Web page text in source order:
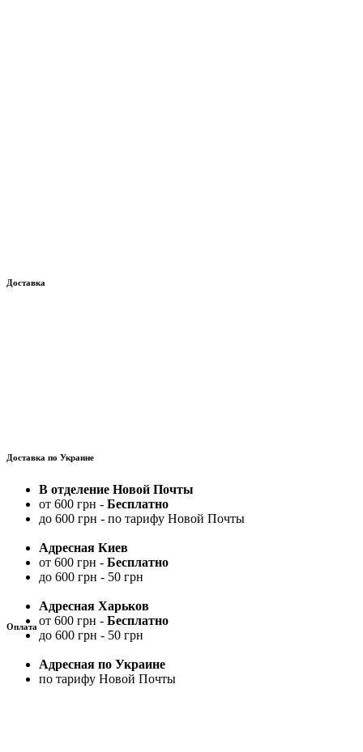
Доставка
Доставка по Украине
В отделение Новой Почты
от 600 грн - Бесплатно
до 600 грн - по тарифу Новой Почты
Адресная Киев
от 600 грн - Бесплатно
до 600 грн - 50 грн
Адресная Харьков
от 600 грн - Бесплатно
до 600 грн - 50 грн
Адресная по Украине
по тарифу Новой Почты
Оплата